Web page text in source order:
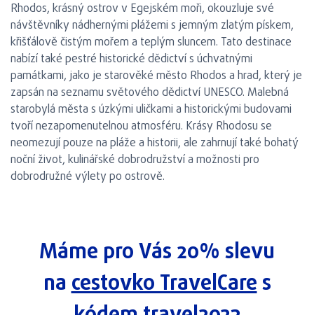
Rhodos, krásný ostrov v Egejském moři, okouzluje své
návštěvníky nádhernými plážemi s jemným zlatým pískem,
křišťálově čistým mořem a teplým sluncem. Tato destinace
nabízí také pestré historické dědictví s úchvatnými
památkami, jako je starověké město Rhodos a hrad, který je
zapsán na seznamu světového dědictví UNESCO. Malebná
starobylá města s úzkými uličkami a historickými budovami
tvoří nezapomenutelnou atmosféru. Krásy Rhodosu se
neomezují pouze na pláže a historii, ale zahrnují také bohatý
noční život, kulinářské dobrodružství a možnosti pro
dobrodružné výlety po ostrově.
Máme pro Vás 20% slevu
nacestovko TravelCares